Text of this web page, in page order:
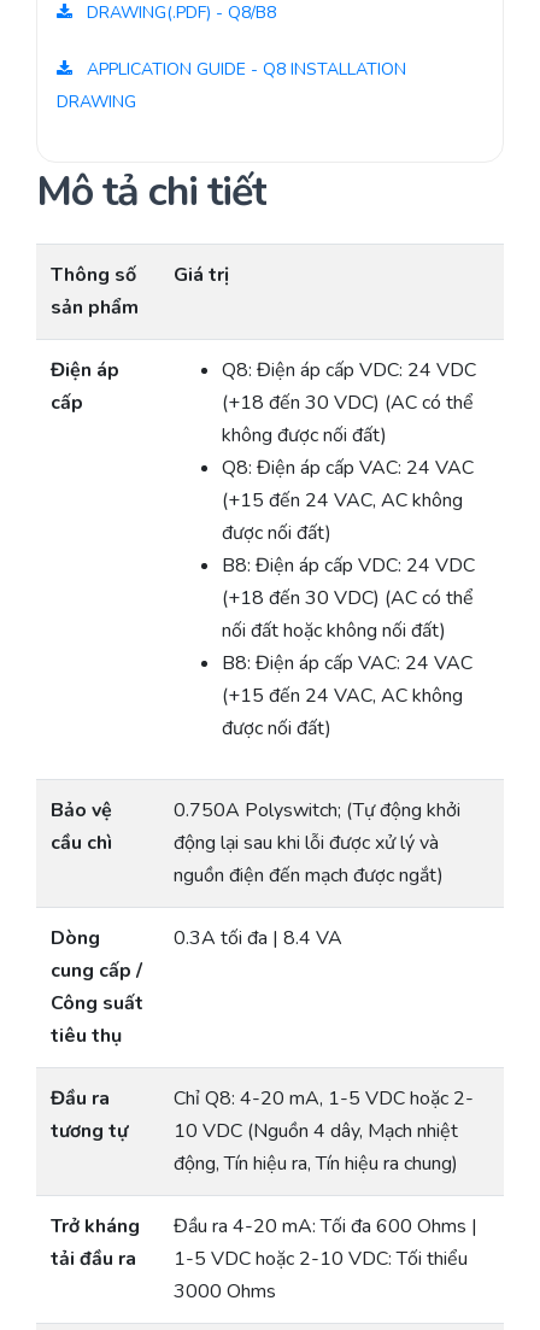
DRAWING(.PDF) - Q8/B8
APPLICATION GUIDE - Q8 INSTALLATION
DRAWING
Mô tả chi tiết
Thông số
sản phẩm
Giá trị
Điện áp
cấp
Q8: Điện áp cấp VDC: 24 VDC
(+18 đến 30 VDC) (AC có thể
không được nối đất)
Q8: Điện áp cấp VAC: 24 VAC
(+15 đến 24 VAC, AC không
được nối đất)
B8: Điện áp cấp VDC: 24 VDC
(+18 đến 30 VDC) (AC có thể
nối đất hoặc không nối đất)
B8: Điện áp cấp VAC: 24 VAC
(+15 đến 24 VAC, AC không
được nối đất)
Bảo vệ
cầu chì
0.750A Polyswitch; (Tự động khởi
động lại sau khi lỗi được xử lý và
nguồn điện đến mạch được ngắt)
Dòng
cung cấp /
Công suất
tiêu thụ
0.3A tối đa | 8.4 VA
Đầu ra
tương tự
Chỉ Q8: 4-20 mA, 1-5 VDC hoặc 2-
10 VDC (Nguồn 4 dây, Mạch nhiệt
động, Tín hiệu ra, Tín hiệu ra chung)
Trở kháng
tải đầu ra
Đầu ra 4-20 mA: Tối đa 600 Ohms |
1-5 VDC hoặc 2-10 VDC: Tối thiểu
3000 Ohms